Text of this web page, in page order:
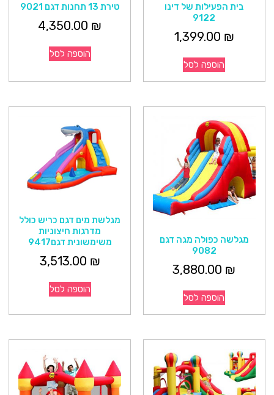
בית הפעילות של דינו
9122
1,399.00 ₪
הוספה לסל
טירת 13 תחנות דגם 9021
4,350.00 ₪
הוספה לסל
מגלשה כפולה מגה דגם
9082
3,880.00 ₪
הוספה לסל
מגלשת מים דגם כריש כולל
מדרגות חיצוניות
משימשונית דגם9417
3,513.00 ₪
הוספה לסל